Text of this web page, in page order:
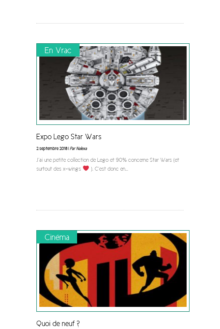
En Vrac
Expo Lego Star Wars
2 septembre 2018 |Par Nalexa
J’ai une petite collection de Lego et 90% concerne Star Wars (et
surtout des x-wings
). C’est donc en...
Cinéma
Quoi de neuf ?